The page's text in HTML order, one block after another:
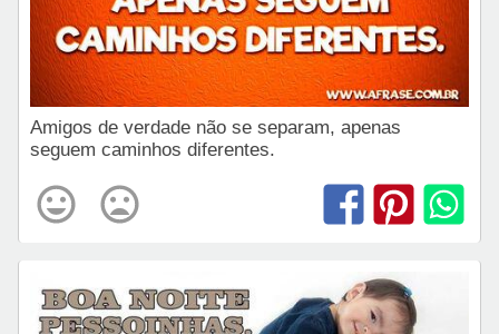
Amigos de verdade não se separam, apenas
seguem caminhos diferentes.